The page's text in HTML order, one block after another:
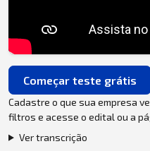
Começar teste grátis
Cadastre o que sua empresa
filtros e acesse o edital ou a
Ver transcrição